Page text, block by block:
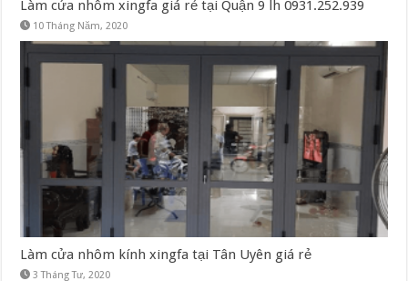
Làm cửa nhôm xingfa giá rẻ tại Quận 9 lh 0931.252.939
10 Tháng Năm, 2020
Làm cửa nhôm kính xingfa tại Tân Uyên giá rẻ
3 Tháng Tư, 2020